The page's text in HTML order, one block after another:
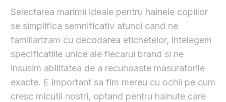
Selectarea marimii ideale pentru hainele copiilor
se simplifica semnificativ atunci cand ne
familiarizam cu decodarea etichetelor, intelegem
specificatiile unice ale fiecarui brand si ne
insusim abilitatea de a recunoaste masuratorile
exacte. E important sa fim mereu cu ochii pe cum
cresc micutii nostri, optand pentru hainute care